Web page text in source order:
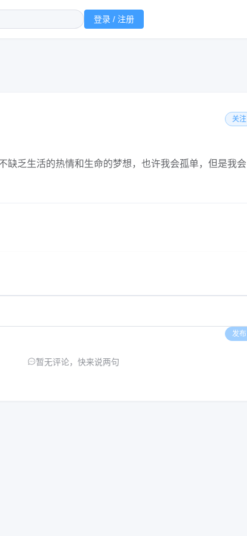
登录 / 注册
关注
缺乏生活的热情和生命的梦想，也许我会孤单，但是我会
发布
暂无评论，快来说两句